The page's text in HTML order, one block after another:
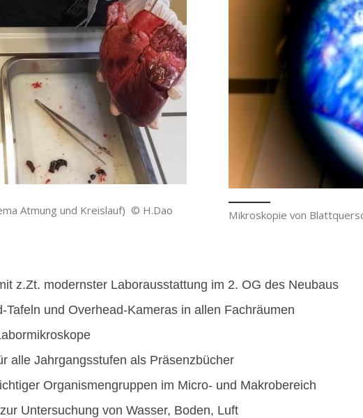
Mikroskopie von
Atmung und Kreislauf) © H.Dao
z.Zt. modernster Laborausstattung im 2. OG des Neubaus
Tafeln und Overhead-Kameras in allen Fachräumen
alle Jahrgangsstufen als Präsenzbücher
Organismengruppen im Micro- und Makrobereich
Untersuchung von Wasser, Boden, Luft